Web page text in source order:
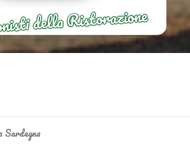
della Ristorazione